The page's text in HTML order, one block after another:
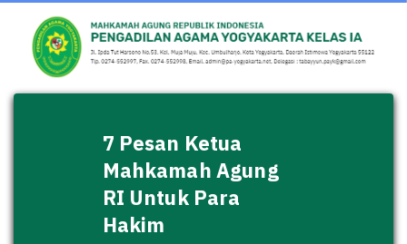
7 Pesan Ketua
Mahkamah Agung
RI Untuk Para
Hakim